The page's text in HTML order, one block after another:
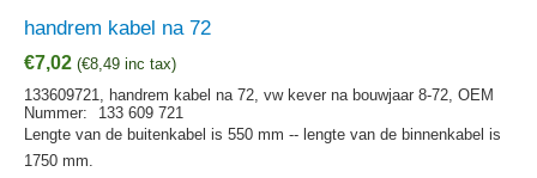
handrem kabel na 72
€7,02 (€8,49 inc tax)
133609721, handrem kabel na 72, vw kever na bouwjaar 8-72, OEM
Nummer:
133 609 721
Lengte van de buitenkabel is 550 mm -- lengte van de binnenkabel is
1750 mm.